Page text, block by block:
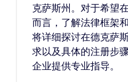
克萨斯州。对于希望
而言，了解法律框架
将详细探讨在德克萨
求以及具体的注册步
企业提供专业指导。